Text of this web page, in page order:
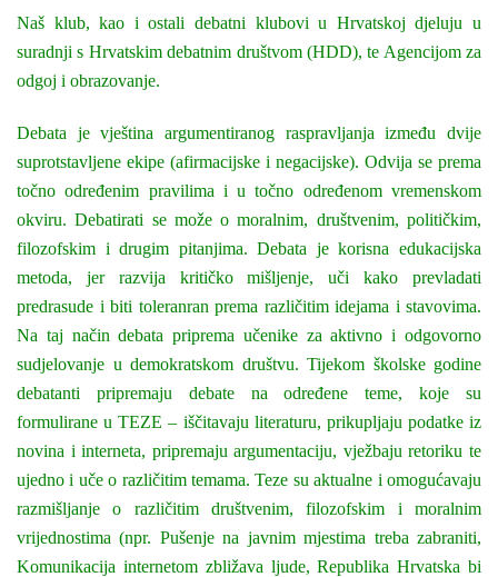
Naš klub, kao i ostali debatni klubovi u Hrvatskoj djeluju u
suradnji s Hrvatskim debatnim društvom (HDD), te Agencijom za
odgoj i obrazovanje.
Debata je vještina argumentiranog raspravljanja između dvije
suprotstavljene ekipe (afirmacijske i negacijske). Odvija se prema
točno određenim pravilima i u točno određenom vremenskom
okviru. Debatirati se može o moralnim, društvenim, političkim,
filozofskim i drugim pitanjima. Debata je korisna edukacijska
metoda, jer razvija kritičko mišljenje, uči kako prevladati
predrasude i biti toleranran prema različitim idejama i stavovima.
Na taj način debata priprema učenike za aktivno i odgovorno
sudjelovanje u demokratskom društvu. Tijekom školske godine
debatanti pripremaju debate na određene teme, koje su
formulirane u TEZE – iščitavaju literaturu, prikupljaju podatke iz
novina i interneta, pripremaju argumentaciju, vježbaju retoriku te
ujedno i uče o različitim temama. Teze su aktualne i omogućavaju
razmišljanje o različitim društvenim, filozofskim i moralnim
vrijednostima (npr. Pušenje na javnim mjestima treba zabraniti,
Komunikacija internetom zbližava ljude, Republika Hrvatska bi